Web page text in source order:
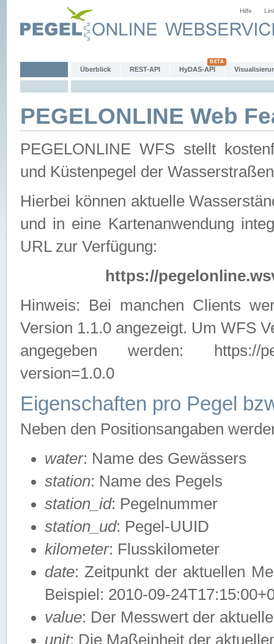
Hilfe
Überblick REST-API HyDAS-API
PEGELONLINE Web
PEGELONLINE WFS stellt
und Küstenpegel der
Hierbei können aktuelle
und in eine Kartenanwendung
URL zur Verfügung:
https://
Hinweis: Bei manchen Clients
Version 1.1.0 angezeigt. Um WFS
angegeben werden: https://
version=1.0.0
Eigenschaften pro Pegel
Neben den Positionsangaben
water: Name des Gewässers
station: Name des Pegels
station_id: Pegelnummer
station_ud: Pegel-UUID
kilometer: Flusskilometer
date: Zeitpunkt der aktuellen
Beispiel: 2010-09-
value: Der Messwert der
unit: Die Maßeinheit der